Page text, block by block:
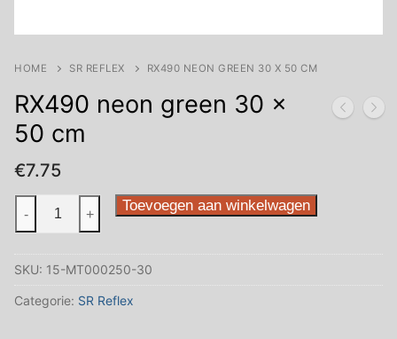
HOME SR REFLEX RX490 NEON GREEN 30 X 50 CM
RX490 neon green 30 x
50 cm
€7.75
RX490
neon
30
x
- + Toevoegen aan winkelwagen
SKU: 15-MT000250-30
Categorie: SR Reflex